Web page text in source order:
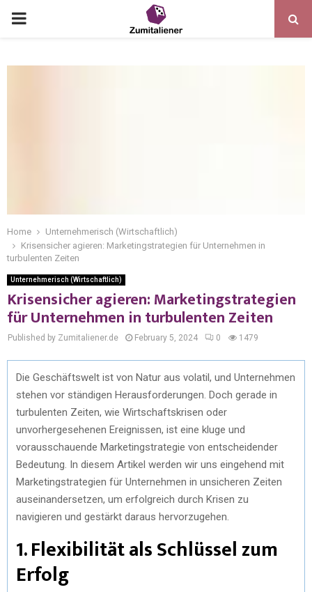
Home
Unternehmerisch (Wirtschaftlich)
Krisensicher agieren: Marketingstrategien für Unternehmen in
turbulenten Zeiten
Unternehmerisch (Wirtschaftlich)
Krisensicher agieren: Marketingstrategien
für Unternehmen in turbulenten Zeiten
Published by Zumitaliener.de February 5, 2024 0 1479
Die Geschäftswelt ist von Natur aus volatil, und Unternehmen
stehen vor ständigen Herausforderungen. Doch gerade in
turbulenten Zeiten, wie Wirtschaftskrisen oder
unvorhergesehenen Ereignissen, ist eine kluge und
vorausschauende Marketingstrategie von entscheidender
Bedeutung. In diesem Artikel werden wir uns eingehend mit
Marketingstrategien für Unternehmen in unsicheren Zeiten
auseinandersetzen, um erfolgreich durch Krisen zu
navigieren und gestärkt daraus hervorzugehen.
1. Flexibilität als Schlüssel zum
Erfolg